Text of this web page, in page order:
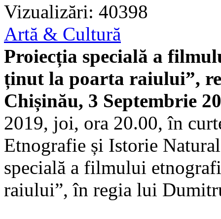
Vizualizări: 40398
Artă & Cultură
Proiecția specială a
ținut la poarta raiului”,
Chișinău, 3 Septembrie
2019, joi, ora 20.00, în
Etnografie și Istorie
specială a filmului
raiului”, în regia lui